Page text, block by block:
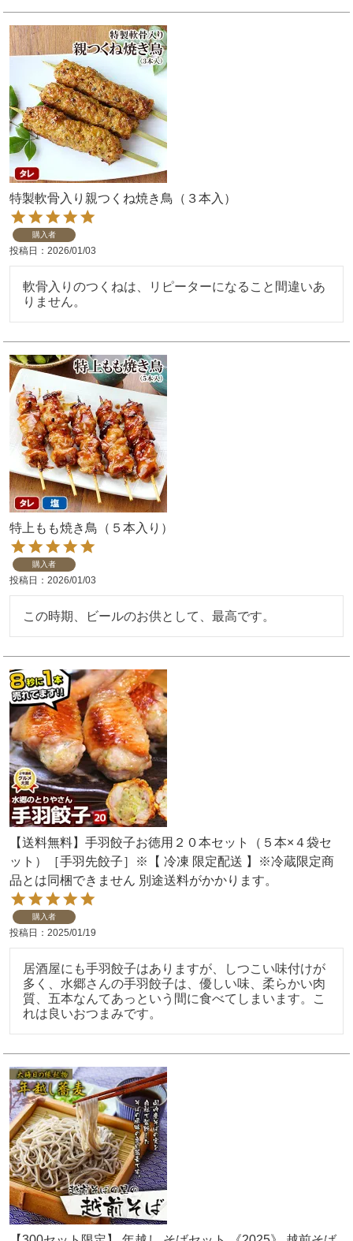
特製軟骨入り親つくね焼き鳥（３本入）
購入者
投稿日 2026/01/03
軟骨入りのつくねは、リピーターになること間違いあ
りません。
特上もも焼き鳥（５本入り）
購入者
投稿日 2026/01/03
この時期、ビールのお供として、最高です。
【送料無料】手羽餃子お徳用２０本セット（５本×４袋セ
ット）［手羽先餃子］※【 冷凍 限定配送 】※冷蔵限定商
品とは同梱できません 別途送料がかかります。
購入者
投稿日 2025/01/19
居酒屋にも手羽餃子はありますが、しつこい味付けが
多く、水郷さんの手羽餃子は、優しい味、柔らかい肉
質、五本なんてあっという間に食べてしまいます。こ
れは良いおつまみです。